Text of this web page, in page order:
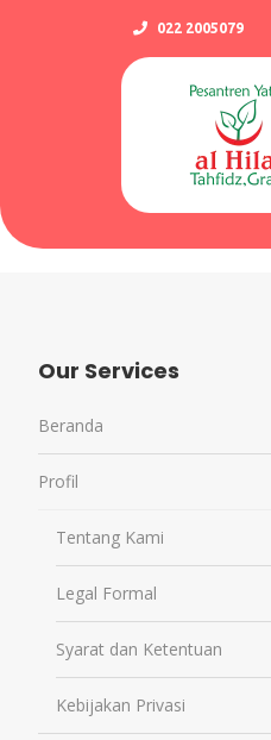
022 2005079
Our Services
Beranda
Profil
Tentang Kami
Legal Formal
Syarat dan Ketentuan
Kebijakan Privasi